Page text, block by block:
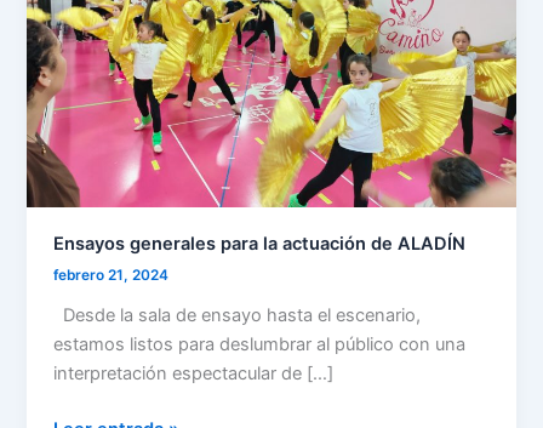
Ensayos generales para la actuación de ALADÍN
febrero 21, 2024
Desde la sala de ensayo hasta el escenario,
estamos listos para deslumbrar al público con una
interpretación espectacular de […]
ALADÍN